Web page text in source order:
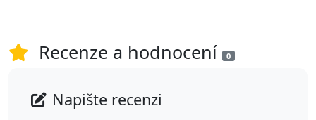
Recenze a hodnocení 0
Napište recenzi